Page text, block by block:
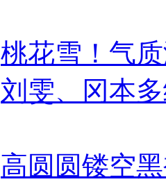
桃花雪！气
刘雯、冈本
高圆圆镂空